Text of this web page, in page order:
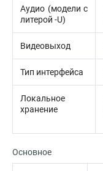
Аудио (модели с
литерой -U)
Видеовыход
Тип интерфейса
Локальное
хранение
Основное